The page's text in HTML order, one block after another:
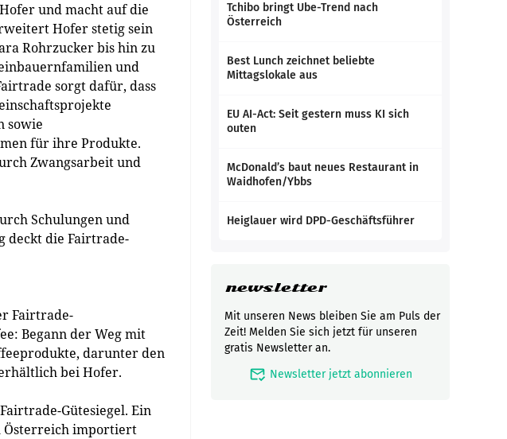
und macht auf die
Hofer stetig sein
Rohrzucker bis hin zu
und
sorgt dafür, dass
sowie
für ihre Produkte.
Zwangsarbeit und
Schulungen und
deckt die Fairtrade-
Fairtrade-
Begann der Weg mit
darunter den
bei Hofer.
Gütesiegel. Ein
Österreich importiert
Tchibo bringt Ube-Trend nach
Österreich
Best Lunch zeichnet beliebte
Mittagslokale aus
EU AI-Act: Seit gestern muss KI sich
outen
McDonald’s baut neues Restaurant in
Waidhofen/Ybbs
Heiglauer wird DPD-Geschäftsführer
newsletter
Mit unseren News bleiben Sie am Puls der
Zeit! Melden Sie sich jetzt für unseren
gratis Newsletter an.
mark_email_read Newsletter jetzt abonnieren